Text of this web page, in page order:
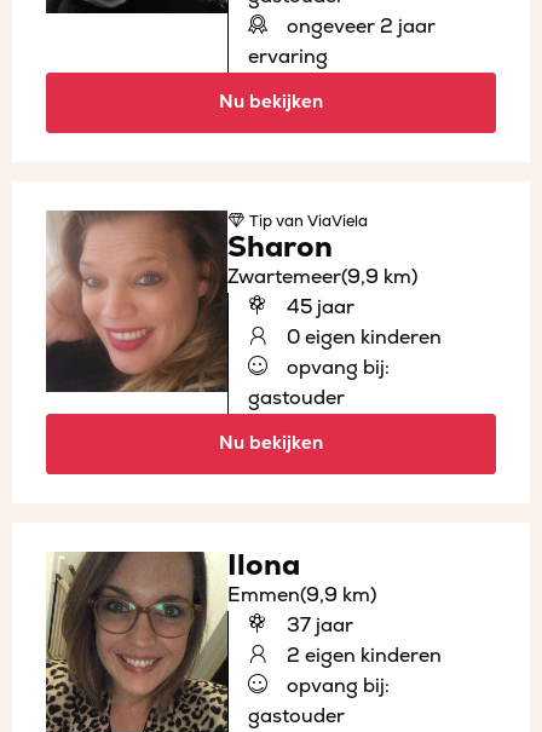
ongeveer 2 jaar
ervaring
Nu bekijken
Tipvan ViaViela
Sharon
Zwartemeer(9,9 km)
45 jaar
0 eigen kinderen
opvang bij:
gastouder
Nu bekijken
Ilona
Emmen(9,9 km)
37 jaar
2 eigen kinderen
opvang bij:
gastouder